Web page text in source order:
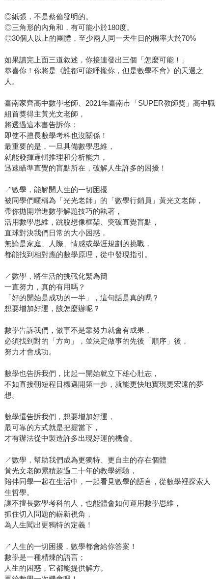
◎紙張，不是蔡倫發明的。
◎三角形的內角和，有可能小於180度。
◎30個人以上的團體，至少兩人同一天生日的機率大於70%
如果讀完上面三道敘述，你接連發出三個「怎麼可能！」
恭喜你！你將是《誰都可能呼攏你，但是數學不會》的天選之
人。
臺南家齊高中數學老師、2021年臺南市「SUPER教師獎」高中職
組首獎得主黃光文老師，
將透過這本書告訴你：
即使不擅長數學考科也沒關係！
最重要的是，一旦具備數學思維，
就能發揮邏輯推理和分析能力，
迅速瞄準直覺的盲點所在，破解人生許多的困擾！
↗數學，能解開人生的一切困擾
被同學們暱稱為「光光老師」的「數學行銷員」黃光文老師，
帶你拋開增進數學解題技巧的執著，
活用數學思維，跳脫想像框架、突破直覺盲點，
直球對決我們日常的大小困惑，
無論是家庭、人際、情感或學涯規劃的挑戰，
都能找到相對應的數學原理，從中發現指引。
↗數學，將生活的挑戰化繁為簡
一直努力，真的有用嗎？
「好的開始是成功的一半」，這句話是真的嗎？
想要增加好運，該怎麼辦呢？
數學告訴我們，做事不是靠努力就會有成果，
必須找到對的「方向」，並決定做事的先後「順序」後，
努力才會成功。
數學也告訴我們，比起一開始就立下雄心壯志，
不如直接朝短程目標邁開第一步，就能更快地實現更宏遠的夢
想。
數學還告訴我們，想要增加好運，
最可靠的方式就是把握當下，
才有辦法從中製造許多出現好運的機會。
↗數學，幫助我們成為更獨特、更自主的存在個體
黃光文老師累積超過二十年的教學經驗，
陪伴同學一起在生活中，一起看見數學的語言，從數學裡探索人
生哲學。
讓不擅長數學考科的人，也能體會如何運用數學思維，
抓住切入問題的嶄新視角，
為人生闖出更獨特的定義！
↗人生的一切困擾，數學都會給你答案！
數學是一種精煉的語言；
人生的困惑，它都能提供解方。